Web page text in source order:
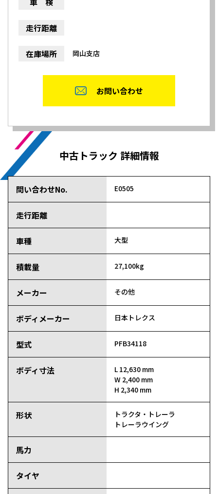
走行距離
在庫場所 岡山支店
お問い合わせ
中古トラック 詳細情報
問い合わせNo. E0505
走行距離
車種 大型
積載量 27,100kg
メーカー その他
ボディメーカー 日本トレクス
型式 PFB34118
ボディ寸法
L 12,630 mm
W 2,400 mm
H 2,340 mm
形状
トラクタ・トレーラ
トレーラウイング
馬力
タイヤ